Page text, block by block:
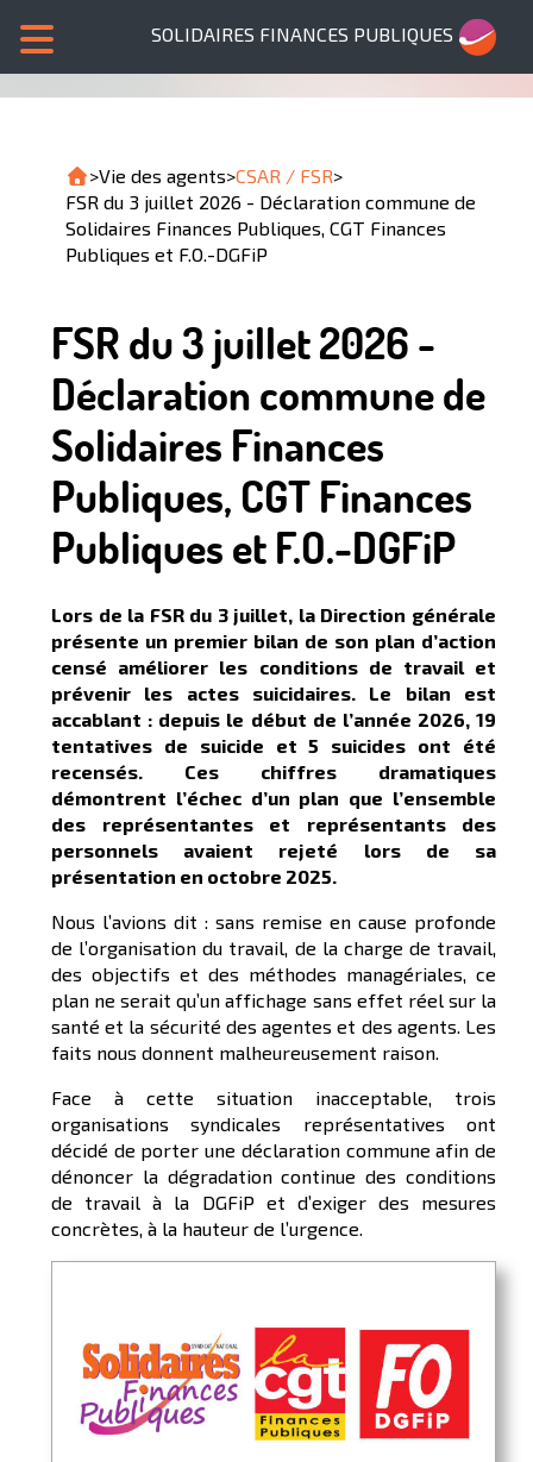
SOLIDAIRES FINANCES PUBLIQUES
>Vie des agents>CSAR / FSR>
FSR du 3 juillet 2026 - Déclaration commune de
Solidaires Finances Publiques, CGT Finances
Publiques et F.O.-DGFiP
FSR du 3 juillet 2026 -
Déclaration commune de
Solidaires Finances
Publiques, CGT Finances
Publiques et F.O.-DGFiP
Lors de la FSR du 3 juillet, la Direction générale
présente un premier bilan de son plan d’action
censé améliorer les conditions de travail et
prévenir les actes suicidaires. Le bilan est
accablant : depuis le début de l’année 2026, 19
tentatives de suicide et 5 suicides ont été
recensés. Ces chiffres dramatiques
démontrent l’échec d’un plan que l’ensemble
des représentantes et représentants des
personnels avaient rejeté lors de sa
présentation en octobre 2025.
Nous l’avions dit : sans remise en cause profonde
de l’organisation du travail, de la charge de travail,
des objectifs et des méthodes managériales, ce
plan ne serait qu’un affichage sans effet réel sur la
santé et la sécurité des agentes et des agents. Les
faits nous donnent malheureusement raison.
Face à cette situation inacceptable, trois
organisations syndicales représentatives ont
décidé de porter une déclaration commune afin de
dénoncer la dégradation continue des conditions
de travail à la DGFiP et d’exiger des mesures
concrètes, à la hauteur de l’urgence.